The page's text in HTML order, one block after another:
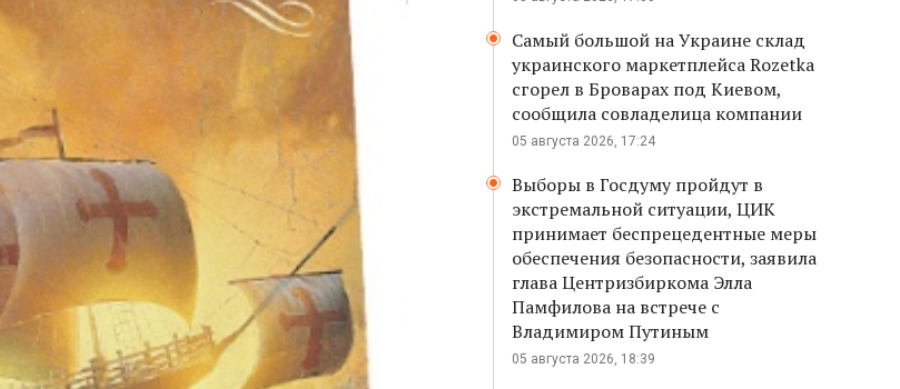
Самый большой на Украине склад
украинского маркетплейса Rozetka
сгорел в Броварах под Киевом,
сообщила совладелица компании
05 августа 2026, 17:24
Выборы в Госдуму пройдут в
экстремальной ситуации, ЦИК
принимает беспрецедентные меры
обеспечения безопасности, заявила
глава Центризбиркома Элла
Памфилова на встрече с
Владимиром Путиным
05 августа 2026, 18:39